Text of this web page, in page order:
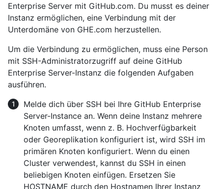
Enterprise Server mit GitHub.com. Du musst es deiner
Instanz ermöglichen, eine Verbindung mit der
Unterdomäne von GHE.com herzustellen.
Um die Verbindung zu ermöglichen, muss eine Person
mit SSH-Administratorzugriff auf deine GitHub
Enterprise Server-Instanz die folgenden Aufgaben
ausführen.
Melde dich über SSH bei Ihre GitHub Enterprise
Server-Instance an. Wenn deine Instanz mehrere
Knoten umfasst, wenn z. B. Hochverfügbarkeit
oder Georeplikation konfiguriert ist, wird SSH im
primären Knoten konfiguriert. Wenn du einen
Cluster verwendest, kannst du SSH in einen
beliebigen Knoten einfügen. Ersetzen Sie
HOSTNAME durch den Hostnamen Ihrer Instanz